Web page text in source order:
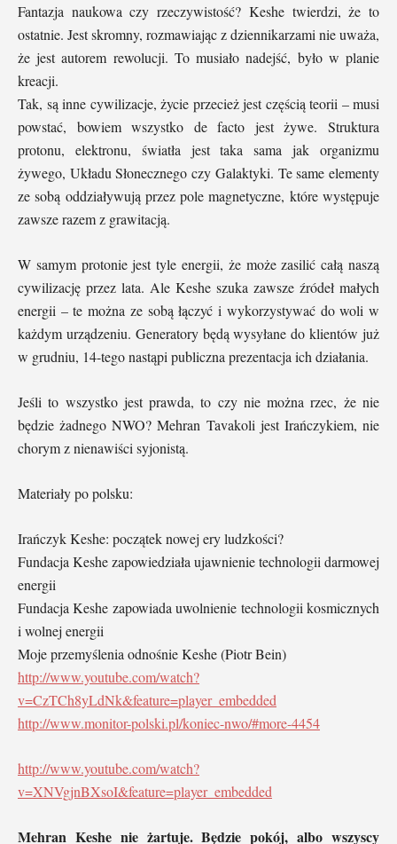
Fantazja naukowa czy rzeczywistość? Keshe twierdzi, że to
ostatnie. Jest skromny, rozmawiając z dziennikarzami nie uważa,
że jest autorem rewolucji. To musiało nadejść, było w planie
kreacji.
Tak, są inne cywilizacje, życie przecież jest częścią teorii – musi
powstać, bowiem wszystko de facto jest żywe. Struktura
protonu, elektronu, światła jest taka sama jak organizmu
żywego, Układu Słonecznego czy Galaktyki. Te same elementy
ze sobą oddziaływują przez pole magnetyczne, które występuje
zawsze razem z grawitacją.
W samym protonie jest tyle energii, że może zasilić całą naszą
cywilizację przez lata. Ale Keshe szuka zawsze źródeł małych
energii – te można ze sobą łączyć i wykorzystywać do woli w
każdym urządzeniu. Generatory będą wysyłane do klientów już
w grudniu, 14-tego nastąpi publiczna prezentacja ich działania.
Jeśli to wszystko jest prawda, to czy nie można rzec, że nie
będzie żadnego NWO? Mehran Tavakoli jest Irańczykiem, nie
chorym z nienawiści syjonistą.
Materiały po polsku:
Irańczyk Keshe: początek nowej ery ludzkości?
Fundacja Keshe zapowiedziała ujawnienie technologii darmowej
energii
Fundacja Keshe zapowiada uwolnienie technologii kosmicznych
i wolnej energii
Moje przemyślenia odnośnie Keshe (Piotr Bein)
http://www.youtube.com/watch?
v=CzTCh8yLdNk&feature=player_embedded
http://www.monitor-polski.pl/koniec-nwo/#more-4454
http://www.youtube.com/watch?
v=XNVgjnBXsoI&feature=player_embedded
Mehran Keshe nie żartuje. Będzie pokój, albo wszyscy